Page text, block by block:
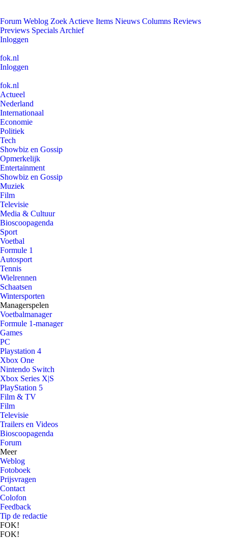
Forum Weblog Zoek Actieve Items Nieuws Columns Reviews
Previews Specials Archief
Inloggen
fok.nl
Inloggen
fok.nl
Actueel
Nederland
Internationaal
Economie
Politiek
Tech
Showbiz en Gossip
Opmerkelijk
Entertainment
Showbiz en Gossip
Muziek
Film
Televisie
Media & Cultuur
Bioscoopagenda
Sport
Voetbal
Formule 1
Autosport
Tennis
Wielrennen
Schaatsen
Wintersporten
Managerspelen
Voetbalmanager
Formule 1-manager
Games
PC
Playstation 4
Xbox One
Nintendo Switch
Xbox Series X|S
PlayStation 5
Film & TV
Film
Televisie
Trailers en Videos
Bioscoopagenda
Forum
Meer
Weblog
Fotoboek
Prijsvragen
Contact
Colofon
Feedback
Tip de redactie
FOK!
FOK!